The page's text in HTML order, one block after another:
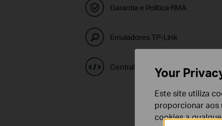
Garantia e Política RMA
Emuladores TP-Link
Central de Códigos GPL
Your
Este site utiliza
proporcionar aos
cookies a